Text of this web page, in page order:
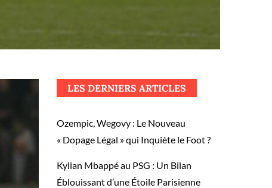
LES DERNIERS ARTICLES
Ozempic, Wegovy : Le Nouveau
« Dopage Légal » qui Inquiète le Foot ?
Kylian Mbappé au PSG : Un Bilan
Éblouissant d’une Étoile Parisienne